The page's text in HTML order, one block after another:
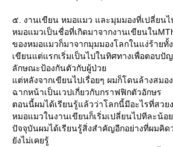
๕. งานเขียน หมอแมว และมุมมองที่เปลี่ยนไ
หมอแมวเป็นชื่อที่เกิดมาจากงานเขียนใน
ของหมอแมวก็มาจากมุมมองโลกในแง่ร้ายทั้
เขียนแต่แรกเริ่มเป็นไปในทิศทางเพื่อตอบ
ลักษณะป้องกันตัวกับผู้ป่ว
ต่หลังจากเขียนไปเรื่อยๆ ผมก็โดนล้างสมอ
ฉากหน้าเป็นเวปเกี่ยวกับกราฟฟิกตัวอักษร
ตอนนี้ผมได้เรียนรู้แล้วว่าโลกนี้มีอะไรที่สวย
หมอแมวในงานเขียนก็เริ่มเปลี่ยนไปทีละน้อ
ปัจจุบันผมได้เรียนรู้สิ่งสำคัญอีกอย่างที่ผมคิด
ังไม่เคยรู้